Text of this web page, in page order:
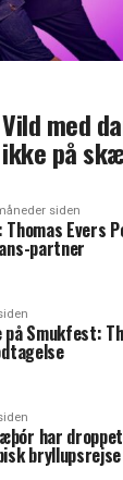
med
på
siden
Evers
partner
Smukfest:
har
bryllupsrejse